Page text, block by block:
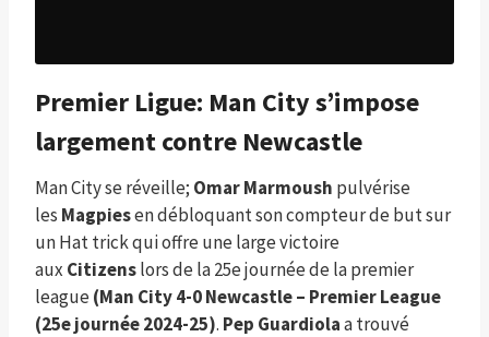
Premier Ligue: Man City s’impose
largement contre Newcastle
Man City se réveille; Omar Marmoush pulvérise
les Magpiesen débloquant son compteur de but sur
un Hat trick qui offre une large victoire
aux Citizenslors de la 25e journée de la premier
league (Man City 4-0 Newcastle – Premier League
(25e journée 2024-25). Pep Guardiolaa trouvé